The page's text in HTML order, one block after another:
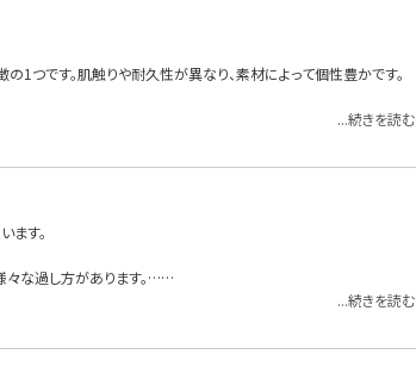
1つです。肌触りや耐久性が異なり、素材によって個性豊かです。
...続きを読む
ます。
々な過し方があります。……
...続きを読む